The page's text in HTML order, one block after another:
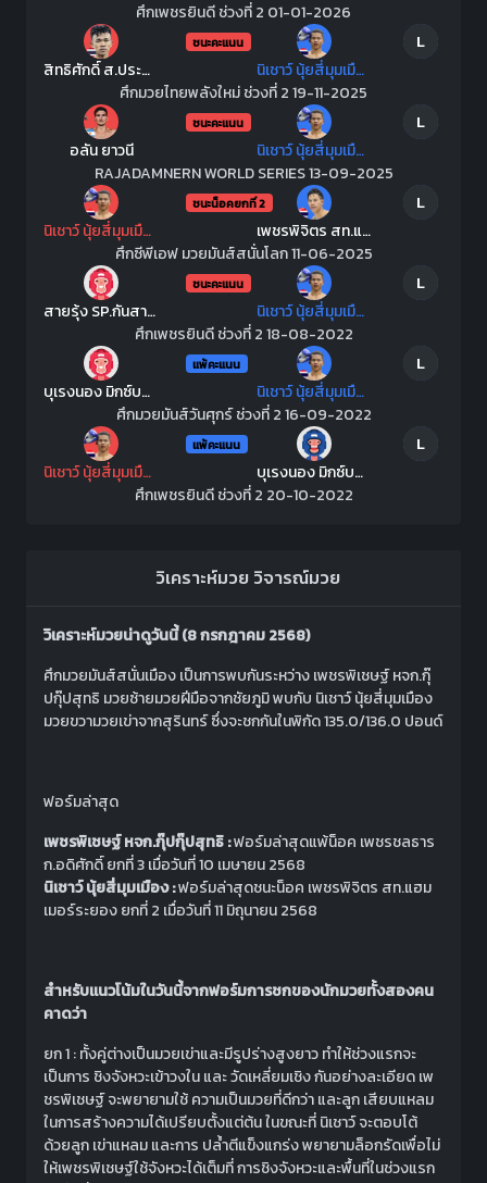
ศึกเพชรยินดี ช่วงที่ 2 01-01-2026
ชนะคะแนน
L
สิทธิศักดิ์ ส.ประสพโชค
นิเชาว์ นุ้ยสี่มุมเมือง
ศึกมวยไทยพลังใหม่ ช่วงที่ 2 19-11-2025
ชนะคะแนน
L
อลัน ยาวนี
นิเชาว์ นุ้ยสี่มุมเมือง
RAJADAMNERN WORLD SERIES 13-09-2025
ชนะน็อคยกที่ 2
L
นิเชาว์ นุ้ยสี่มุมเมือง
เพชรพิจิตร สท.แฮมเมอร์ระยอง
ศึกซีพีเอฟ มวยมันส์สนั่นโลก 11-06-2025
ชนะคะแนน
L
สายรุ้ง SP.กันสาดแป๊ะมีนบุรี
นิเชาว์ นุ้ยสี่มุมเมือง
ศึกเพชรยินดี ช่วงที่ 2 18-08-2022
แพ้คะแนน
L
บุเรงนอง มิกซ์บอลภาคระนอง
นิเชาว์ นุ้ยสี่มุมเมือง
ศึกมวยมันส์วันศุกร์ ช่วงที่ 2 16-09-2022
แพ้คะแนน
L
นิเชาว์ นุ้ยสี่มุมเมือง
บุเรงนอง มิกซ์บอลภาคระนอง
ศึกเพชรยินดี ช่วงที่ 2 20-10-2022
วิเคราะห์มวย วิจารณ์มวย
วิเคราะห์มวยน่าดูวันนี้ (8 กรกฎาคม 2568)
ศึกมวยมันส์สนั่นเมือง เป็นการพบกันระหว่าง เพชรพิเชษฐ์ หจก.กุ๊
ปกุ๊ปสุทธิ มวยซ้ายมวยฝีมือจากชัยภูมิ พบกับ นิเชาว์ นุ้ยสี่มุมเมือง
มวยขวามวยเข่าจากสุรินทร์ ซึ่งจะชกกันในพิกัด 135.0/136.0 ปอนด์
ฟอร์มล่าสุด
เพชรพิเชษฐ์ หจก.กุ๊ปกุ๊ปสุทธิ :ฟอร์มล่าสุดแพ้น็อค เพชรชลธาร
ก.อดิศักดิ์ ยกที่ 3 เมื่อวันที่ 10 เมษายน 2568
นิเชาว์ นุ้ยสี่มุมเมือง :ฟอร์มล่าสุดชนะน็อค เพชรพิจิตร สท.แฮม
เมอร์ระยอง ยกที่ 2 เมื่อวันที่ 11 มิถุนายน 2568
สำหรับแนวโน้มในวันนี้จากฟอร์มการชกของนักมวยทั้งสองคน
คาดว่า
ยก 1 : ทั้งคู่ต่างเป็นมวยเข่าและมีรูปร่างสูงยาว ทำให้ช่วงแรกจะ
เป็นการ ชิงจังหวะเข้าวงใน และ วัดเหลี่ยมเชิง กันอย่างละเอียด เพ
ชรพิเชษฐ์ จะพยายามใช้ ความเป็นมวยที่ดีกว่า และลูก เสียบแหลม
ในการสร้างความได้เปรียบตั้งแต่ต้น ในขณะที่ นิเชาว์ จะตอบโต้
ด้วยลูก เข่าแหลม และการ ปล้ำตีแข็งแกร่ง พยายามล็อกรัดเพื่อไม่
ให้เพชรพิเชษฐ์ใช้จังหวะได้เต็มที่ การชิงจังหวะและพื้นที่ในช่วงแรก